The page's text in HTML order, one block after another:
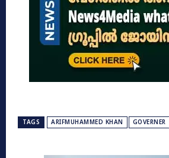
TAGS ARIFMUHAMMED KHAN GOVERNER